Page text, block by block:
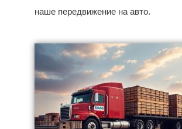
наше передвижение на авто.